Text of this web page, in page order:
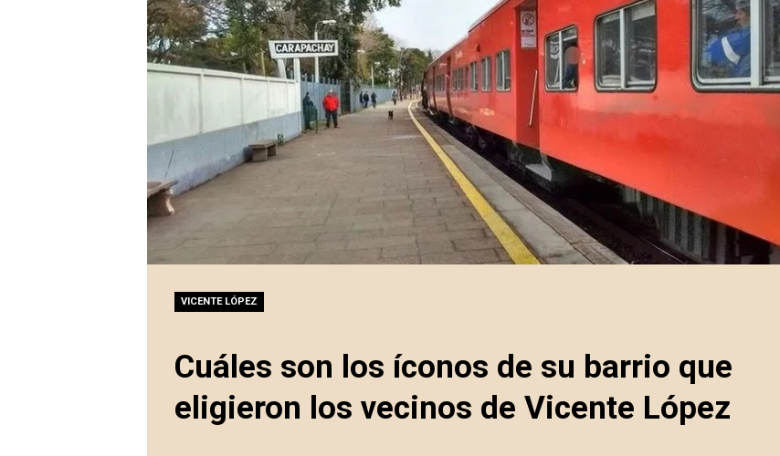
VICENTE LÓPEZ
Cuáles son los íconos de su barrio que
eligieron los vecinos de Vicente López